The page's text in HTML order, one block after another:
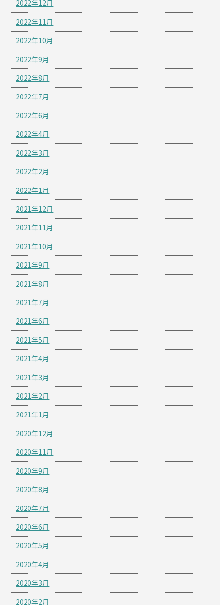
2022年12月
2022年11月
2022年10月
2022年9月
2022年8月
2022年7月
2022年6月
2022年4月
2022年3月
2022年2月
2022年1月
2021年12月
2021年11月
2021年10月
2021年9月
2021年8月
2021年7月
2021年6月
2021年5月
2021年4月
2021年3月
2021年2月
2021年1月
2020年12月
2020年11月
2020年9月
2020年8月
2020年7月
2020年6月
2020年5月
2020年4月
2020年3月
2020年2月